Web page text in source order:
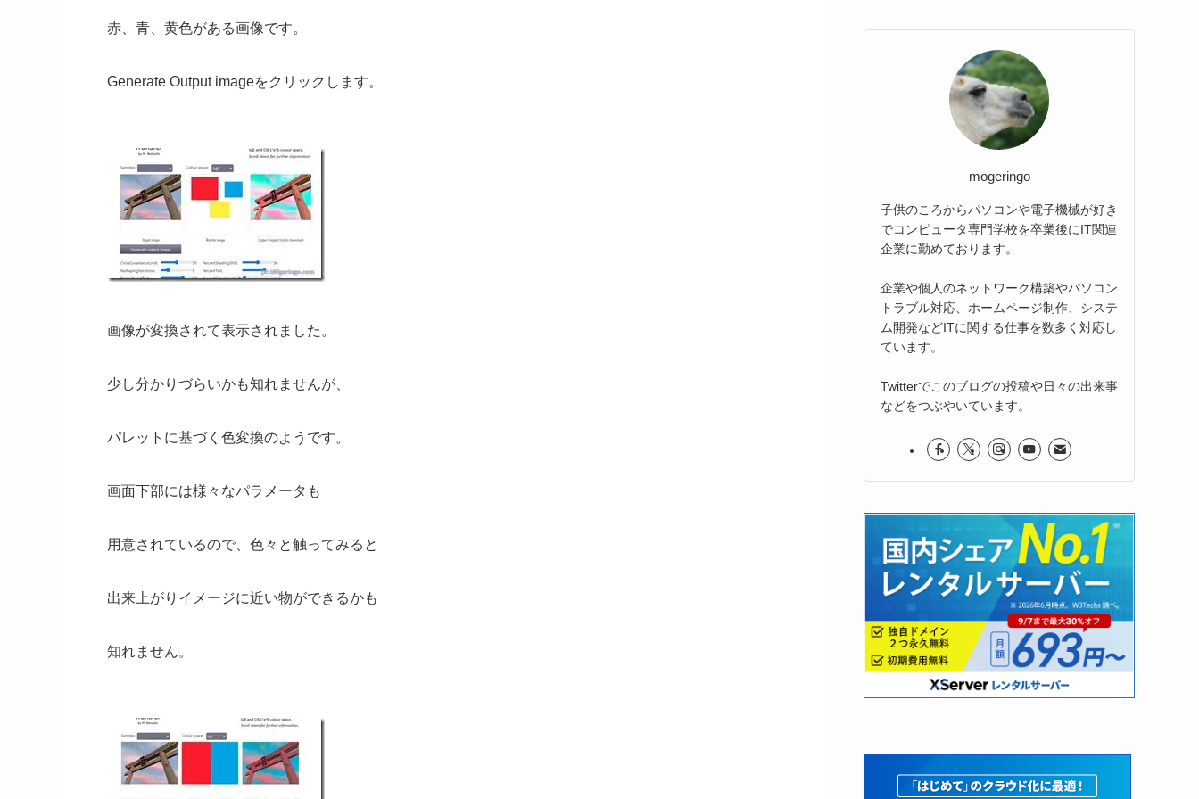
赤、青、黄色がある画像です。
Generate Output imageをクリックします。
画像が変換されて表示されました。
少し分かりづらいかも知れませんが、
パレットに基づく色変換のようです。
画面下部には様々なパラメータも
用意されているので、色々と触ってみると
出来上がりイメージに近い物ができるかも
知れません。
mogeringo
子供のころからパソコンや電子機械が好き
でコンピュータ専門学校を卒業後にIT関連
企業に勤めております。
企業や個人のネットワーク構築やパソコン
トラブル対応、ホームページ制作、システ
ム開発などITに関する仕事を数多く対応し
ています。
Twitterでこのブログの投稿や日々の出来事
などをつぶやいています。